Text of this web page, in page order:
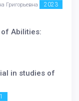
Григорьевна
2023
Abilities:
in studies of